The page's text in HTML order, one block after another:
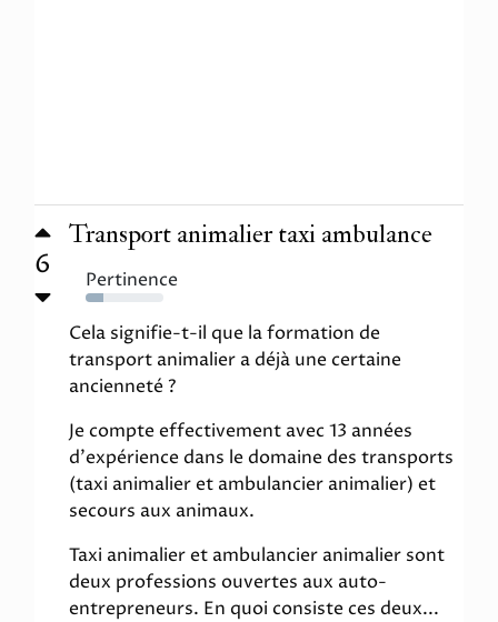
6
Transport animalier taxi ambulance
Pertinence
23%
Cela signifie-t-il que la formation de
transport animalier a déjà une certaine
ancienneté ?
Je compte effectivement avec 13 années
d'expérience dans le domaine des transports
(taxi animalier et ambulancier animalier) et
secours aux animaux.
Taxi animalier et ambulancier animalier sont
deux professions ouvertes aux auto-
entrepreneurs. En quoi consiste ces deux...